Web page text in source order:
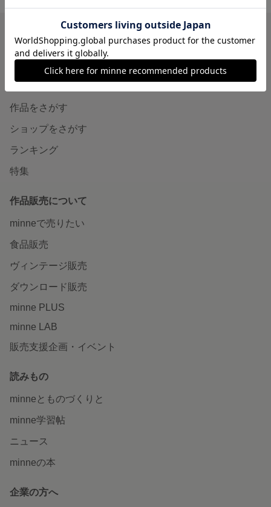
minneを知る
minneについて
作品をさがす
ショップをさがす
ランキング
特集
作品販売について
minneで売りたい
食品販売
ヴィンテージ販売
ダウンロード販売
minne PLUS
minne LAB
販売支援企画・イベント
読みもの
minneとものづくりと
minne学習帖
ニュース
minneの本
企業の方へ